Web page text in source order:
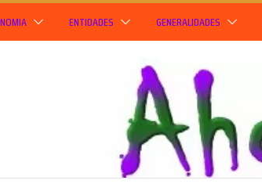
ENTIDADES GENERALIDADES